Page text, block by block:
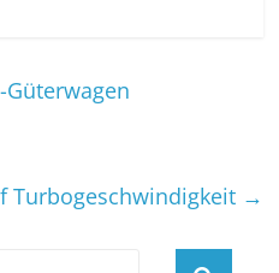
Güterwagen
Turbogeschwindigkeit →